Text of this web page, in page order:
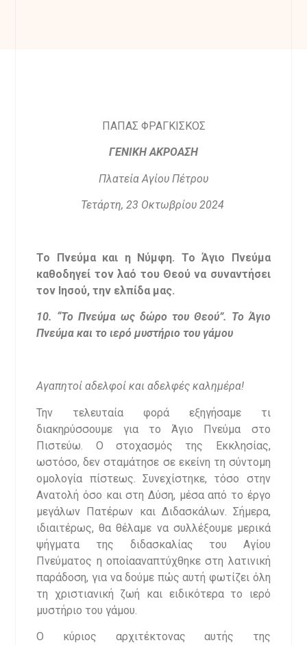
ΠΑΠΑΣ ΦΡΑΓΚΙΣΚΟΣ
ΓΕΝΙΚΗ ΑΚΡΟΑΣΗ
Πλατεία Αγίου Πέτρου
Τετάρτη, 23 Οκτωβρίου 2024
Το Πνεύμα και η Νύμφη. Το Άγιο Πνεύμα
καθοδηγεί τον λαό του Θεού να συναντήσει
τον Ιησού, την ελπίδα μας.
10. “Το Πνεύμα ως δώρο του Θεού”. Το Άγιο
Πνεύμα και το ιερό μυστήριο του γάμου
Αγαπητοί αδελφοί και αδελφές καλημέρα!
Την τελευταία φορά εξηγήσαμε τι
διακηρύσσουμε για το Άγιο Πνεύμα στο
Πιστεύω. Ο στοχασμός της Εκκλησίας,
ωστόσο, δεν σταμάτησε σε εκείνη τη σύντομη
ομολογία πίστεως. Συνεχίστηκε, τόσο στην
Ανατολή όσο και στη Δύση, μέσα από το έργο
μεγάλων Πατέρων και Διδασκάλων. Σήμερα,
ιδιαιτέρως, θα θέλαμε να συλλέξουμε μερικά
ψήγματα της διδασκαλίας του Αγίου
Πνεύματος η οποίααναπτύχθηκε στη λατινική
παράδοση, για να δούμε πώς αυτή φωτίζει όλη
τη χριστιανική ζωή και ειδικότερα το ιερό
μυστήριο του γάμου.
Ο κύριος αρχιτέκτονας αυτής της